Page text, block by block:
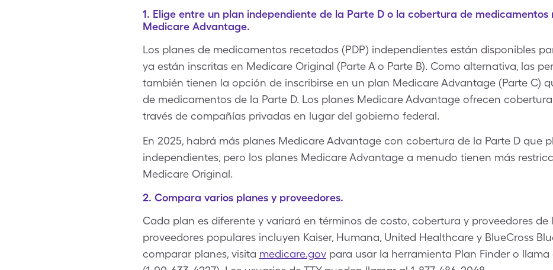
1. Elige entre un plan independiente de la Parte D o la cobertura de medicamentos
Medicare Advantage.
Los planes de medicamentos recetados (PDP) independientes están disponibles
ya están inscritas en Medicare Original (Parte A o Parte B). Como alternativa, las
también tienen la opción de inscribirse en un plan Medicare Advantage (Parte C)
de medicamentos de la Parte D. Los planes Medicare Advantage ofrecen
través de compañías privadas en lugar del gobierno federal.
En 2025, habrá más planes Medicare Advantage con cobertura de la Parte D que
independientes, pero los planes Medicare Advantage a menudo tienen más
Medicare Original.
2. Compara varios planes y proveedores.
Cada plan es diferente y variará en términos de costo, cobertura y proveedores de
proveedores populares incluyen Kaiser, Humana, United Healthcare y BlueCross
comparar planes, visita medicare.govpara usar la herramienta Plan Finder o llama